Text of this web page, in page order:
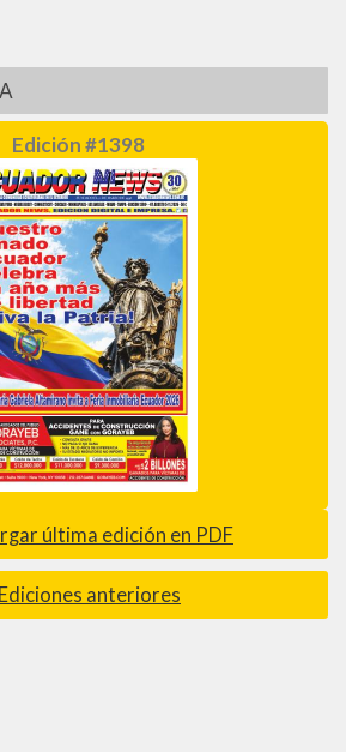
Edición #1398
última edición en PDF
Ediciones anteriores